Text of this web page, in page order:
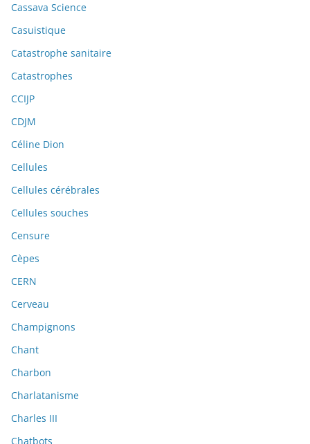
Cassava Science
Casuistique
Catastrophe sanitaire
Catastrophes
CCIJP
CDJM
Céline Dion
Cellules
Cellules cérébrales
Cellules souches
Censure
Cèpes
CERN
Cerveau
Champignons
Chant
Charbon
Charlatanisme
Charles III
Chatbots